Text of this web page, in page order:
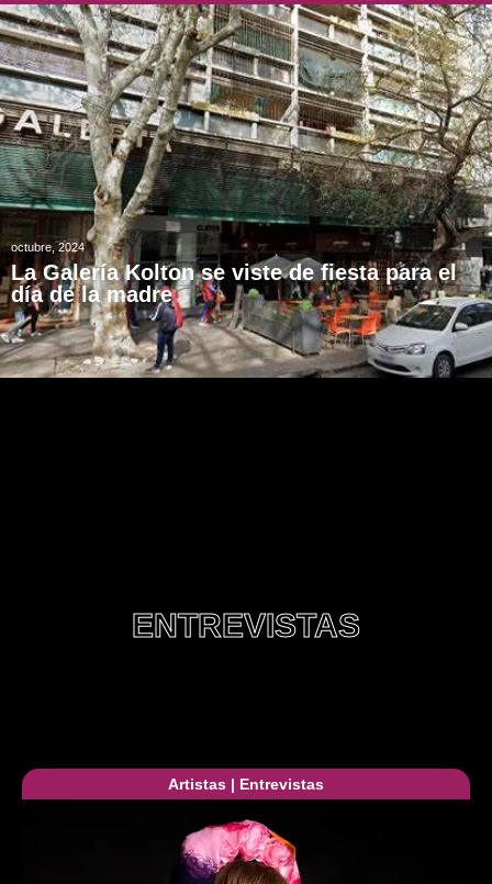
octubre, 2024
La Galería Kolton se viste de fiesta para el
día de la madre
ENTREVISTAS
Artistas | Entrevistas